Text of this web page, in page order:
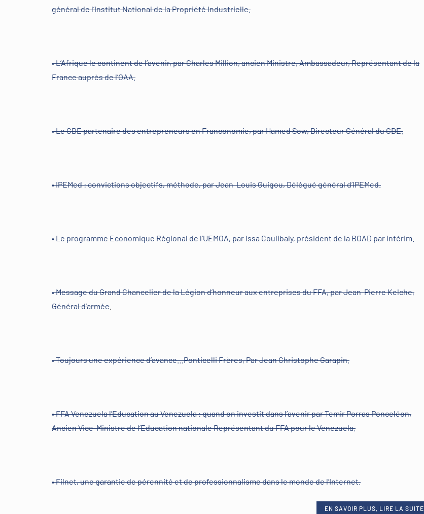
général de l’Institut National de la Propriété Industrielle.
• L’Afrique le continent de l’avenir, par Charles Million, ancien Ministre, Ambassadeur, Représentant de la
France auprès de l’OAA.
• Le CDE partenaire des entrepreneurs en Franconomie, par Hamed Sow, Directeur Général du CDE.
• IPEMed : convictions objectifs, méthode, par Jean-Louis Guigou, Délégué général d’IPEMed.
• Le programme Economique Régional de l’UEMOA, par Issa Coulibaly, président de la BOAD par intérim.
• Message du Grand Chancelier de la Légion d’honneur aux entreprises du FFA, par Jean-Pierre Kelche,
Général d’armée
• Toujours une expérience d’avance…Ponticelli Frères, Par Jean Christophe Garapin.
• FFA Venezuela l’Education au Venezuela : quand on investit dans l’avenir par Temir Porras Ponceléon,
Ancien Vice-Ministre de l’Education nationale Représentant du FFA pour le Venezuela.
• Filnet, une garantie de pérennité et de professionnalisme dans le monde de l’Internet.
EN SAVOIR PLUS, LIRE LA SUITE